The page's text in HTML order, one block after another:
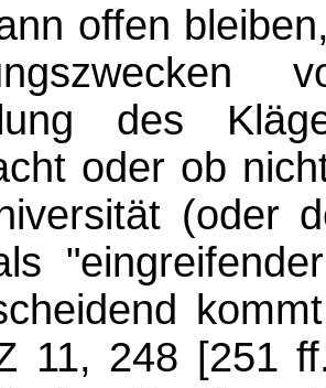
offen
des
oder ob
(oder
11, 248 [251